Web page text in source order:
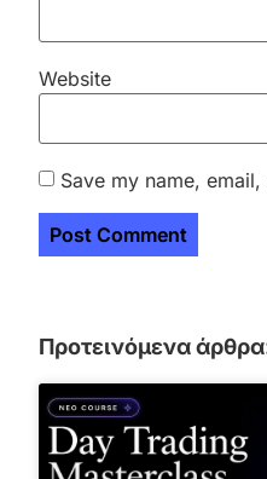
Website
Save my name,
Προτεινόμενα